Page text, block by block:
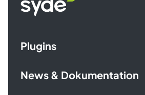
homepage
Plugins
News & Dokumentation